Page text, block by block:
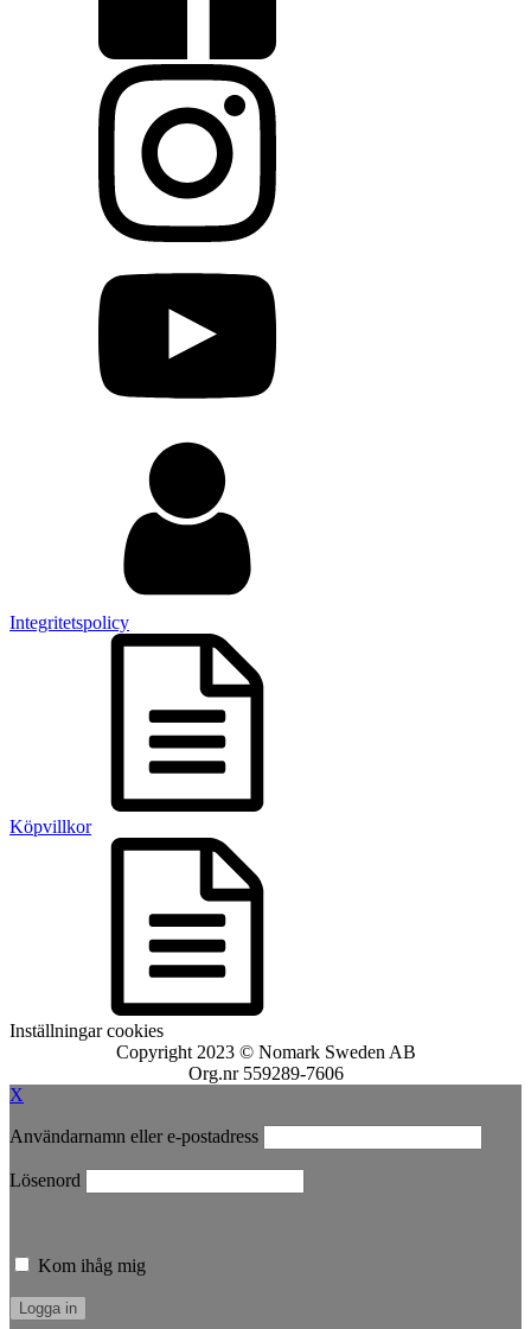
Integritetspolicy
Köpvillkor
Inställningar cookies
Copyright 2023 © Nomark Sweden AB
Org.nr 559289-7606
X
Användarnamn eller e-postadress
Lösenord
Kom ihåg mig